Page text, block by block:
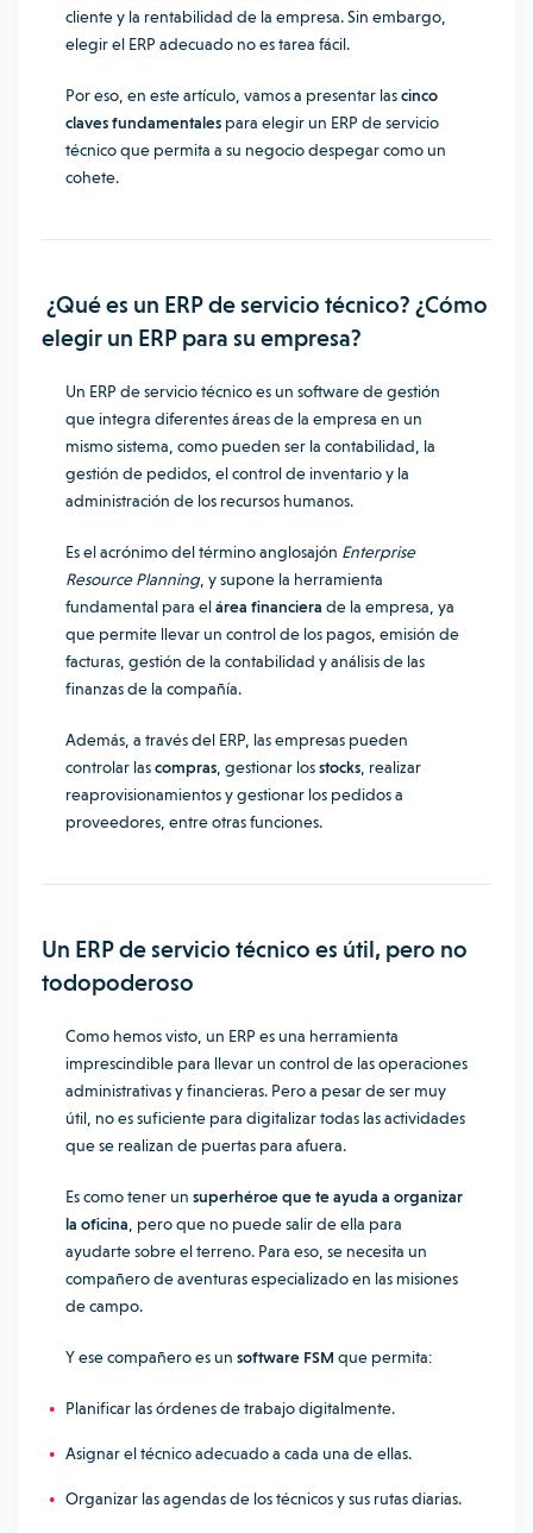
cliente y la rentabilidad de la empresa. Sin embargo,
elegir el ERP adecuado no es tarea fácil.
Por eso, en este artículo, vamos a presentar lascinco
claves fundamentales para elegir un ERP de servicio
técnico que permita a su negocio despegar como un
cohete.
¿Qué es un ERP de servicio técnico? ¿Cómo
elegir un ERP para su empresa?
Un ERP de servicio técnico es un software de gestión
que integra diferentes áreas de la empresa en un
mismo sistema, como pueden ser la contabilidad, la
gestión de pedidos, el control de inventario y la
administración de los recursos humanos.
Es el acrónimo del término anglosajón Enterprise
Resource Planning, y supone la herramienta
fundamental para elárea financiera de la empresa, ya
que permite llevar un control de los pagos, emisión de
facturas, gestión de la contabilidad y análisis de las
finanzas de la compañía.
Además, a través del ERP, las empresas pueden
controlar lascompras , gestionar losstocks , realizar
reaprovisionamientos y gestionar los pedidos a
proveedores, entre otras funciones.
Un ERP de servicio técnico es útil, pero no
todopoderoso
Como hemos visto, un ERP es una herramienta
imprescindible para llevar un control de las operaciones
administrativas y financieras. Pero a pesar de ser muy
útil, no es suficiente para digitalizar todas las actividades
que se realizan de puertas para afuera.
Es como tener un superhéroe que te ayuda a organizar
la oficina , pero que no puede salir de ella para
ayudarte sobre el terreno. Para eso, se necesita un
compañero de aventuras especializado en las misiones
de campo.
Y ese compañero es un software FSM que permita:
Planificar las órdenes de trabajo digitalmente.
Asignar el técnico adecuado a cada una de ellas.
Organizar las agendas de los técnicos y sus rutas diarias.